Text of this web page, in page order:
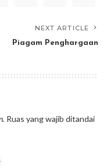
NEXT ARTICLE
Piagam Penghargaan
Ruas yang wajib ditandai